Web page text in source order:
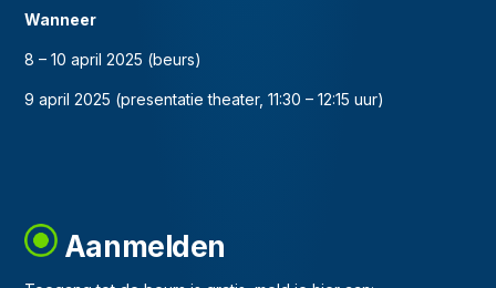
Wanneer
8 – 10 april 2025 (beurs)
9 april 2025 (presentatie theater, 11:30 – 12:15 uur)
Aanmelden